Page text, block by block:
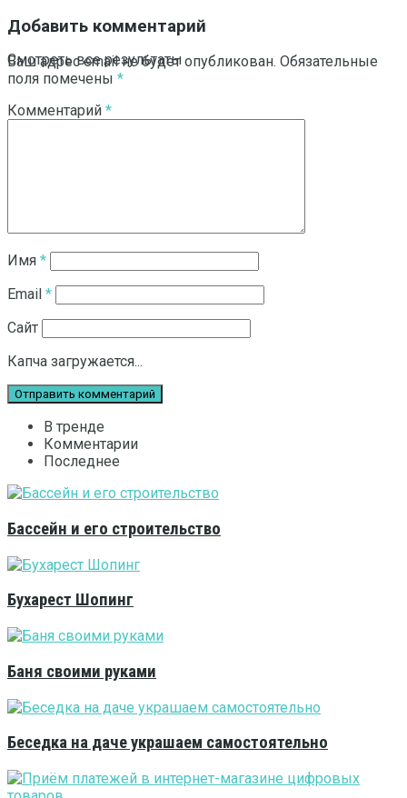
Смотреть все результаты
Добавить комментарий
Ваш адрес email не будет опубликован. Обязательные
поля помечены *
Комментарий *
Имя *
Email *
Сайт
Капча загружается...
В тренде
Комментарии
Последнее
Бассейн и его строительство
Бухарест Шопинг
Баня своими руками
Беседка на даче украшаем самостоятельно